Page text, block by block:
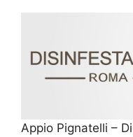
Appio Pignatelli –